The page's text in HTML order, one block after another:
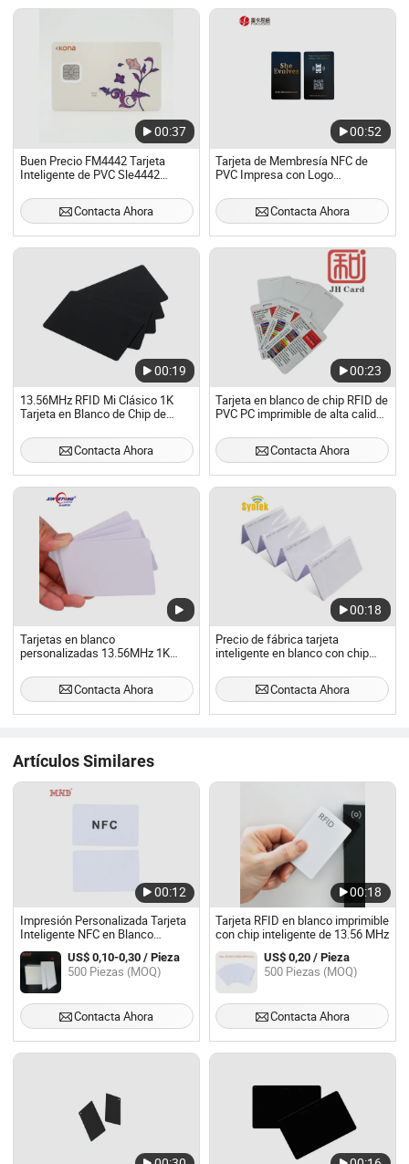
00:37
Buen Precio FM4442 Tarjeta
Inteligente de PVC Sle4442
Tarjeta de Seguridad Social
Contacta Ahora
00:52
Tarjeta de Membresía NFC de
PVC Impresa con Logo
Tarjeta con Chip
Contacta Ahora
00:19
13.56MHz RFID Mi Clásico 1K
Tarjeta en Blanco de Chip de
Contacta Ahora
00:23
Tarjeta en blanco de chip RFID de
PVC PC imprimible de alta calidad
Contacta Ahora
Tarjetas en blanco
personalizadas 13.56MHz 1K
para impresora de inyección de
tinta
Contacta Ahora
00:18
Precio de fábrica tarjeta
inteligente en blanco con chip
Contacta Ahora
Artículos Similares
00:12
Impresión Personalizada Tarjeta
Inteligente NFC en Blanco
13.56MHz NTAG 213 NTAG 215
NTAG 216 Tarjeta de PVC ID en
Blanco NFC RFID
US$ 0,10-0,30 / Pieza
500 Piezas (MOQ)
Contacta Ahora
00:18
Tarjeta RFID en blanco imprimible
con chip inteligente de 13.56 MHz
US$ 0,20 / Pieza
500 Piezas (MOQ)
Contacta Ahora